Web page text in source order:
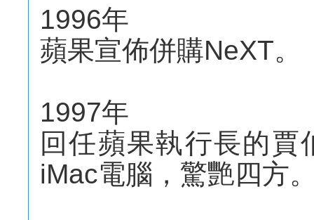
1996年
蘋果宣佈併購NeXT。
1997年
回任蘋果執行長的
iMac電腦，驚艷四方